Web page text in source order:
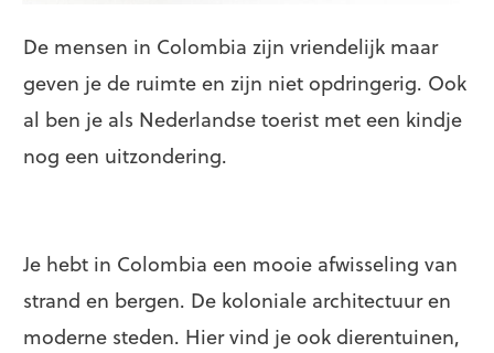
De mensen in Colombia zijn vriendelijk maar
geven je de ruimte en zijn niet opdringerig. Ook
al ben je als Nederlandse toerist met een kindje
nog een uitzondering.
Je hebt in Colombia een mooie afwisseling van
strand en bergen. De koloniale architectuur en
moderne steden. Hier vind je ook dierentuinen,